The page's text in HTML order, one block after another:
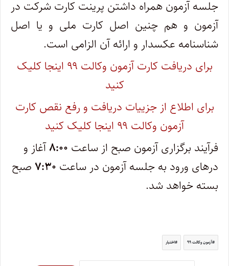
جلسه آزمون همراه داشتن پرینت کارت شرکت در
آزمون و هم چنین اصل کارت ملی و یا اصل
شناسنامه عکسدار و ارائه آن الزامی است.
برای دریافت کارت آزمون وکالت ۹۹ اینجا کلیک
کنید
برای اطلاع از جزییات دریافت و رفع نقص کارت
آزمون وکالت ۹۹ اینجا کلیک کنید
فرآیند برگزاری آزمون صبح از ساعت ۸:۰۰آغاز و
درهای ورود به جلسه آزمون در ساعت ۷:۳۰ صبح
بسته خواهد شد.
آزمون وکالت ۹۹ اختبار